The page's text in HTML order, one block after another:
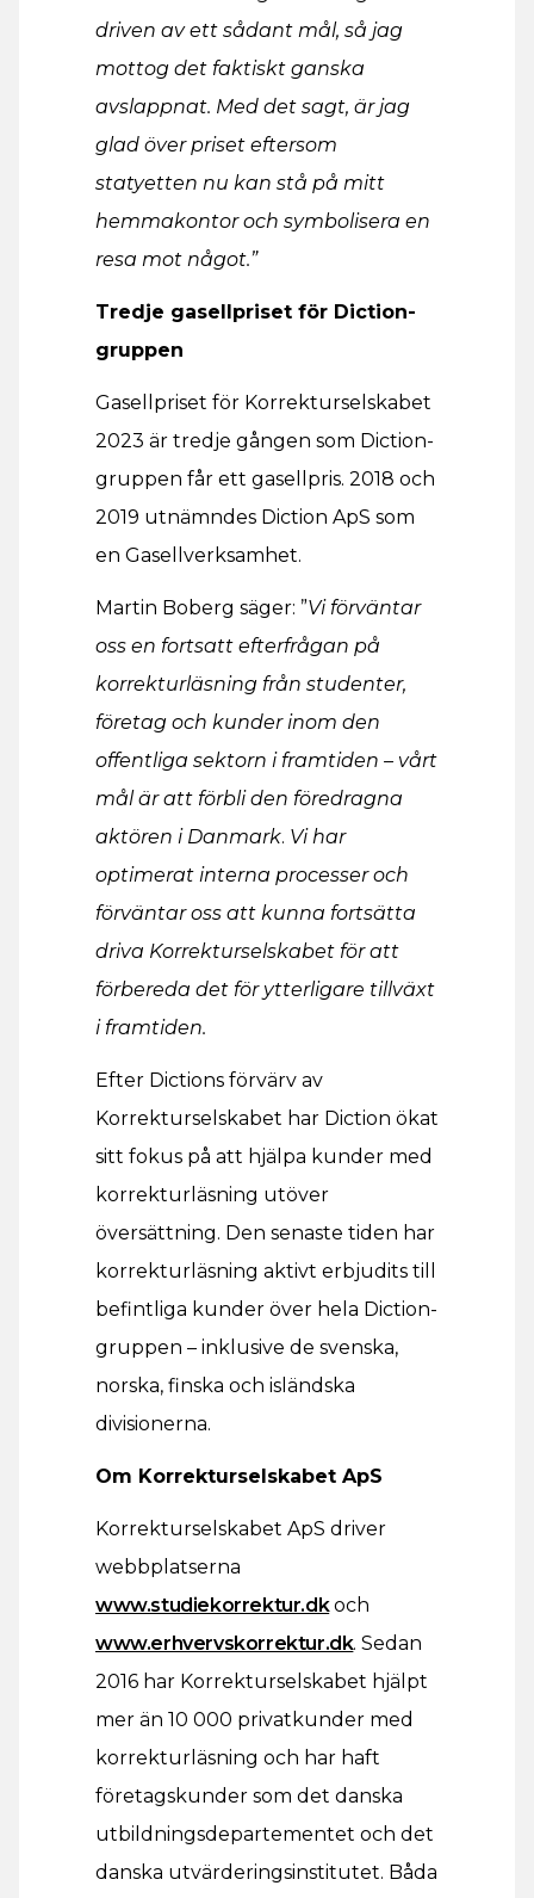
driven av ett sådant mål, så jag
mottog det faktiskt ganska
avslappnat. Med det sagt, är jag
glad över priset eftersom
statyetten nu kan stå på mitt
hemmakontor och symbolisera en
resa mot något.”
Tredje gasellpriset för Diction-
gruppen
Gasellpriset för Korrekturselskabet
2023 är tredje gången som Diction-
gruppen får ett gasellpris. 2018 och
2019 utnämndes Diction ApS som
en Gasellverksamhet.
Martin Boberg säger: ”Vi förväntar
oss en fortsatt efterfrågan på
korrekturläsning från studenter,
företag och kunder inom den
offentliga sektorn i framtiden – vårt
mål är att förbli den föredragna
aktören i Danmark. Vi har
optimerat interna processer och
förväntar oss att kunna fortsätta
driva Korrekturselskabet för att
förbereda det för ytterligare tillväxt
i framtiden.
Efter Dictions förvärv av
Korrekturselskabet har Diction ökat
sitt fokus på att hjälpa kunder med
korrekturläsning utöver
översättning. Den senaste tiden har
korrekturläsning aktivt erbjudits till
befintliga kunder över hela Diction-
gruppen – inklusive de svenska,
norska, finska och isländska
divisionerna.
Om Korrekturselskabet ApS
Korrekturselskabet ApS driver
webbplatserna
www.studiekorrektur.dkoch
www.erhvervskorrektur.dk. Sedan
2016 har Korrekturselskabet hjälpt
mer än 10 000 privatkunder med
korrekturläsning och har haft
företagskunder som det danska
utbildningsdepartementet och det
danska utvärderingsinstitutet. Båda